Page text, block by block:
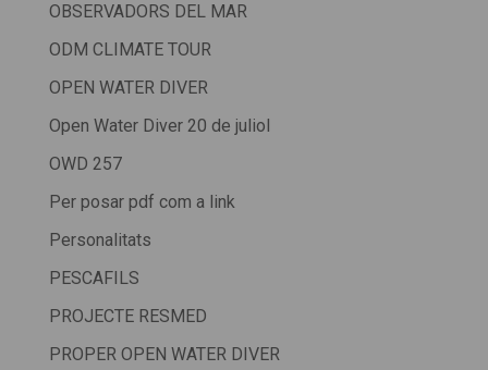
OBSERVADORS DEL MAR
ODM CLIMATE TOUR
OPEN WATER DIVER
Open Water Diver 20 de juliol
OWD 257
Per posar pdf com a link
Personalitats
PESCAFILS
PROJECTE RESMED
PROPER OPEN WATER DIVER